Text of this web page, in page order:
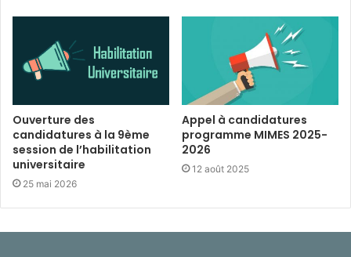
Ouverture des
candidatures à la 9ème
session de l’habilitation
universitaire
25 mai 2026
Appel à candidatures
programme MIMES 2025-
2026
12 août 2025